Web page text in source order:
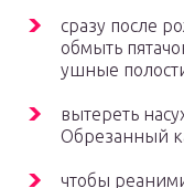
сразу после
обмыть
ушные
вытереть
Обрезанный
чтобы